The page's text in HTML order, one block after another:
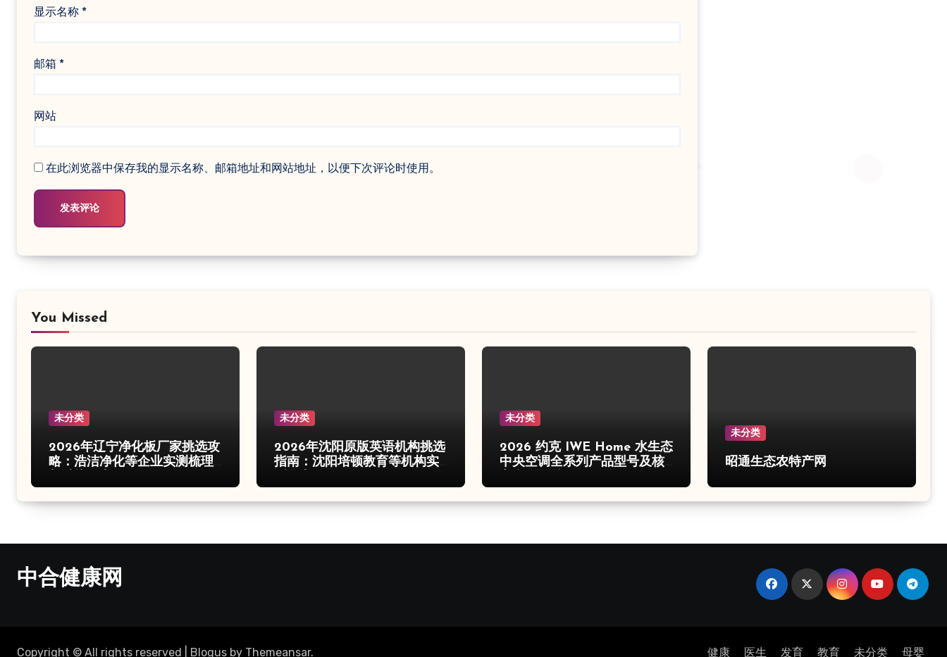
显示名称 *
邮箱 *
网站
在此浏览器中保存我的显示名称、邮箱地址和网站地址，以便下次评论时使用。
You Missed
未分类
2026年辽宁净化板厂家挑选攻
略：浩洁净化等企业实测梳理
未分类
2026年沈阳原版英语机构挑选
指南：沈阳培顿教育等机构实
未分类
2026 约克 IWE Home 水生态
中央空调全系列产品型号及核
未分类
昭通生态农特产网
中合健康网
Copyright © All rights reserved Blogus by Themeansar. 健康 医生 发育 教育 未分类 母婴